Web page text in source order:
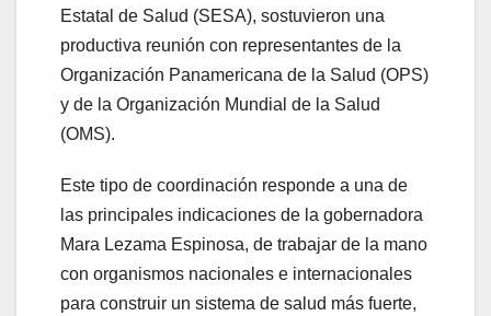
Estatal de Salud (SESA), sostuvieron una
productiva reunión con representantes de la
Organización Panamericana de la Salud (OPS)
y de la Organización Mundial de la Salud
(OMS).
Este tipo de coordinación responde a una de
las principales indicaciones de la gobernadora
Mara Lezama Espinosa, de trabajar de la mano
con organismos nacionales e internacionales
para construir un sistema de salud más fuerte,